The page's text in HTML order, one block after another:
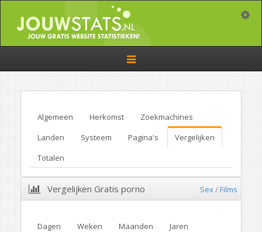
Toggle
navigation
Algemeen Herkomst
Zoekmachines
Landen
Systeem Pagina's
Vergelijken
Totalen
Vergelijken Gratis porno Sex/Films
Dagen Weken Maanden
Jaren